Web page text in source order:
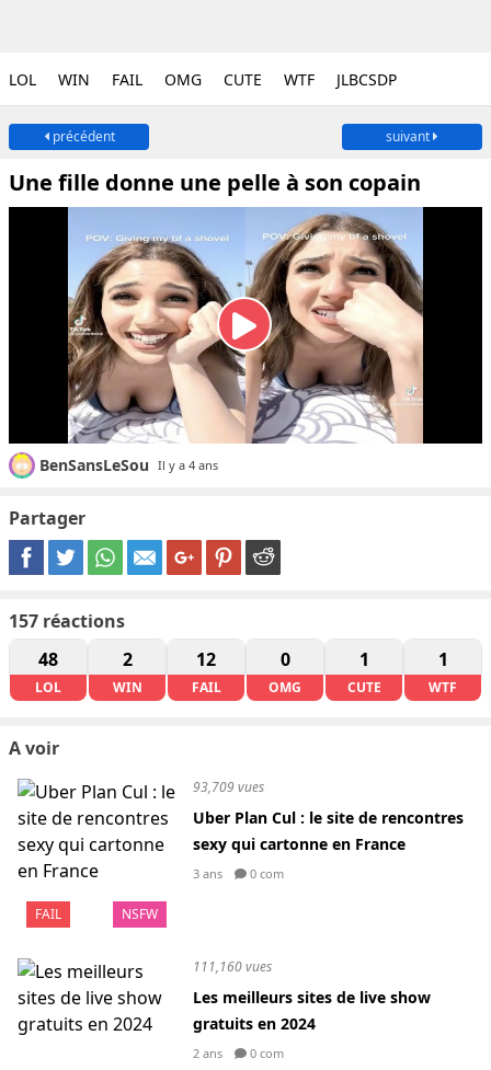
LOL WIN FAIL OMG CUTE WTF JLBCSDP
précédent suivant
Une fille donne une pelle à son copain
BenSansLeSou Il y a 4 ans
Partager
157 réactions
48
LOL
2
WIN
12
FAIL
0
OMG
1
CUTE
1
WTF
A voir
FAIL NSFW
93,709 vues
Uber Plan Cul : le site de rencontres
sexy qui cartonne en France
3 ans 0 com
111,160 vues
Les meilleurs sites de live show
gratuits en 2024
2 ans 0 com